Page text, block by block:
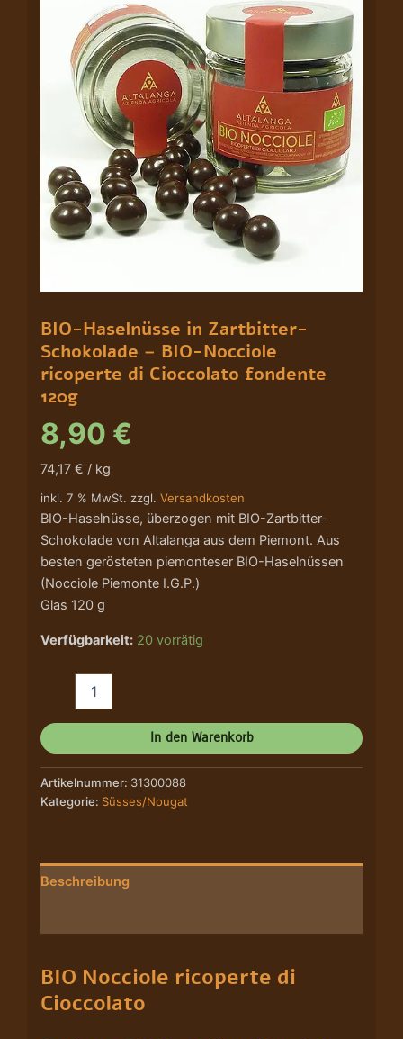
BIO-Haselnüsse in Zartbitter-
Schokolade – BIO-Nocciole
ricoperte di Cioccolato fondente
120g
8,90 €
74,17 € / kg
inkl. 7 % MwSt. zzgl. Versandkosten
BIO-Haselnüsse, überzogen mit BIO-Zartbitter-
Schokolade von Altalanga aus dem Piemont. Aus
besten gerösteten piemonteser BIO-Haselnüssen
(Nocciole Piemonte I.G.P.)
Glas 120 g
Verfügbarkeit: 20 vorrätig
ricoperte
Cioccolato
fondente
Menge
In den Warenkorb
Artikelnummer: 31300088
Kategorie: Süsses/Nougat
Beschreibung
BIO Nocciole ricoperte di
Cioccolato